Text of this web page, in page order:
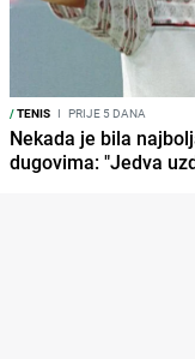
/TENIS I PRIJE 5 DANA
Nekada je bila
dugovima: "Jedva